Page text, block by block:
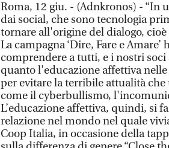
Roma, 12 giu. - (Adnkronos) -
dai social, che sono tecnologia
tornare all'origine del dialogo,
La campagna ‘Dire, Fare e
comprendere a tutti, e i nostri
quanto l'educazione affettiva
per evitare la terribile attualità
come il cyberbullismo,
L’educazione affettiva, quindi, si
relazione nel mondo nel quale
Coop Italia, in occasione della